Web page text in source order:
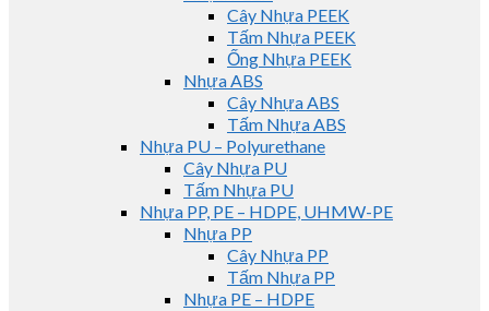
Cây Nhựa PEEK
Tấm Nhựa PEEK
Ống Nhựa PEEK
Nhựa ABS
Cây Nhựa ABS
Tấm Nhựa ABS
Nhựa PU – Polyurethane
Cây Nhựa PU
Tấm Nhựa PU
Nhựa PP, PE – HDPE, UHMW-PE
Nhựa PP
Cây Nhựa PP
Tấm Nhựa PP
Nhựa PE – HDPE